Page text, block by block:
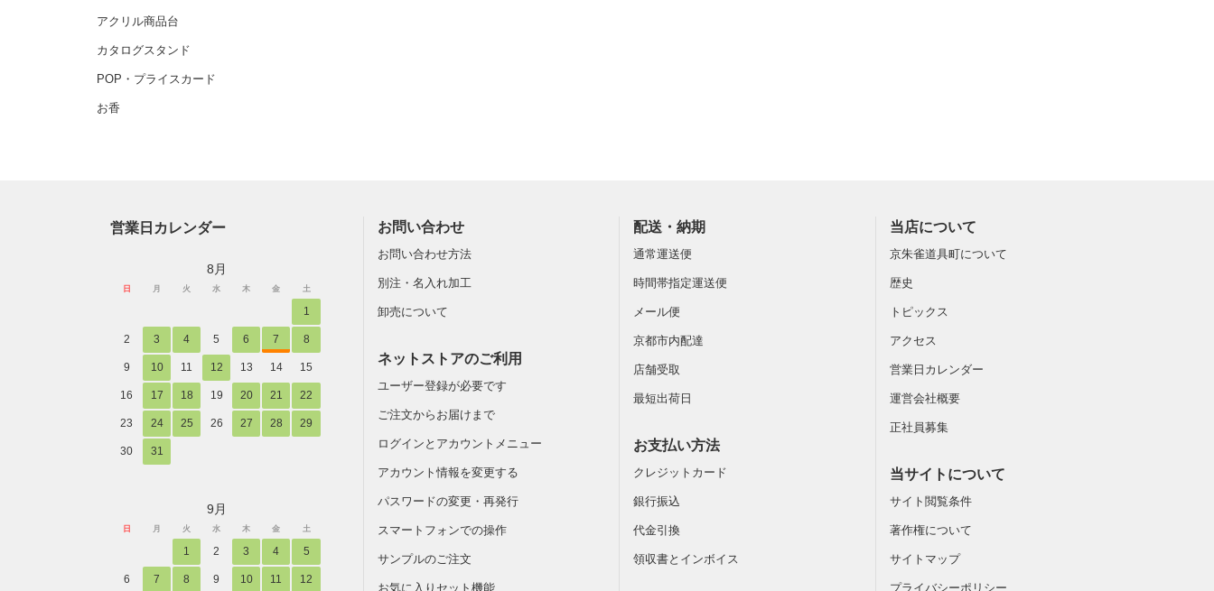
アクリル商品台
カタログスタンド
POP・プライスカード
お香
営業日カレンダー
8月
日 月 火 水 木 金 土
1
2 3 4 5 6 7 8
9 10 11 12 13 14 15
16 17 18 19 20 21 22
23 24 25 26 27 28 29
30 31
9月
日 月 火 水 木 金 土
1 2 3 4 5
6 7 8 9 10 11 12
お問い合わせ
お問い合わせ方法
別注・名入れ加工
卸売について
ネットストアのご利用
ユーザー登録が必要です
ご注文からお届けまで
ログインとアカウントメニュー
アカウント情報を変更する
パスワードの変更・再発行
スマートフォンでの操作
サンプルのご注文
お気に入りセット機能
配送・納期
通常運送便
時間帯指定運送便
メール便
京都市内配達
店舗受取
最短出荷日
お支払い方法
クレジットカード
銀行振込
代金引換
領収書とインボイス
当店について
京朱雀道具町について
歴史
トピックス
アクセス
営業日カレンダー
運営会社概要
正社員募集
当サイトについて
サイト閲覧条件
著作権について
サイトマップ
プライバシーポリシー